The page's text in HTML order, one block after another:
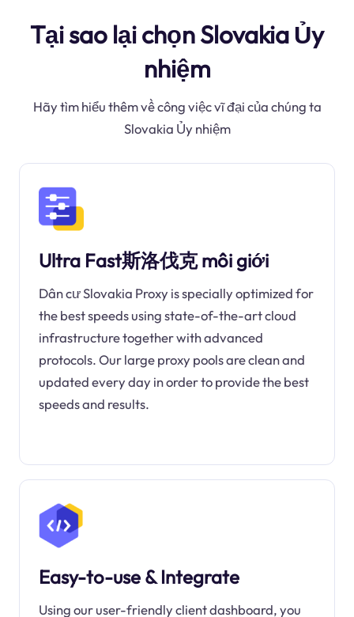
Tại sao lại chọn Slovakia Ủy
nhiệm
Hãy tìm hiểu thêm về công việc vĩ đại của chúng ta
Slovakia Ủy nhiệm
Ultra Fast斯洛伐克 môi giới
Dân cư Slovakia Proxy is specially optimized for
the best speeds using state-of-the-art cloud
infrastructure together with advanced
protocols. Our large proxy pools are clean and
updated every day in order to provide the best
speeds and results.
Easy-to-use & Integrate
Using our user-friendly client dashboard, you